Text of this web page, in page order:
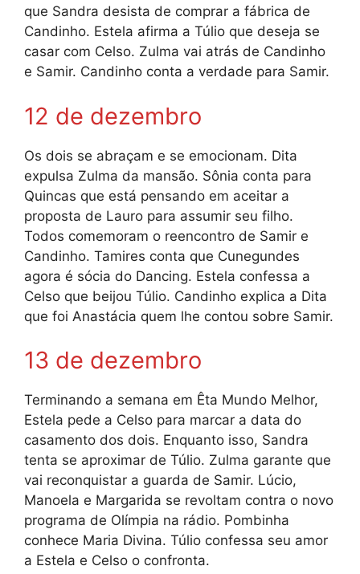
que Sandra desista de comprar a fábrica de
Candinho. Estela afirma a Túlio que deseja se
casar com Celso. Zulma vai atrás de Candinho
e Samir. Candinho conta a verdade para Samir.
12 de dezembro
Os dois se abraçam e se emocionam. Dita
expulsa Zulma da mansão. Sônia conta para
Quincas que está pensando em aceitar a
proposta de Lauro para assumir seu filho.
Todos comemoram o reencontro de Samir e
Candinho. Tamires conta que Cunegundes
agora é sócia do Dancing. Estela confessa a
Celso que beijou Túlio. Candinho explica a Dita
que foi Anastácia quem lhe contou sobre Samir.
13 de dezembro
Terminando a semana em Êta Mundo Melhor,
Estela pede a Celso para marcar a data do
casamento dos dois. Enquanto isso, Sandra
tenta se aproximar de Túlio. Zulma garante que
vai reconquistar a guarda de Samir. Lúcio,
Manoela e Margarida se revoltam contra o novo
programa de Olímpia na rádio. Pombinha
conhece Maria Divina. Túlio confessa seu amor
a Estela e Celso o confronta.